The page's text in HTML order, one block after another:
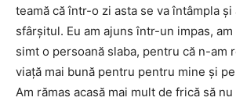
teamă că într-o zi asta se va întâmpla şi
sfârşitul. Eu am ajuns într-un impas,
simt o persoană slaba, pentru că n-am
viaţă mai bună pentru pentru mine şi
Am rămas acasă mai mult de frică să nu